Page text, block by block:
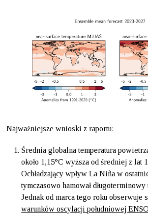
Najważniejsze wnioski z raportu:
Średnia globalna temperatura
około 1,15°C wyższa od średniej z lat
Ochładzający wpływ La Niña w
tymczasowo hamował
Jednak od marca tego roku obserwuje
warunków oscylacji południowej